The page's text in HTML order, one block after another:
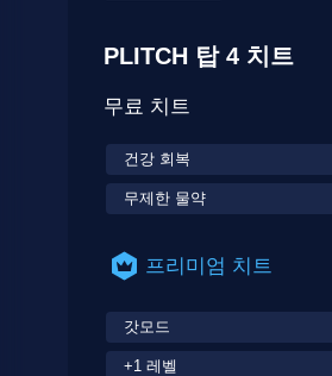
PLITCH 탑 4 치트
무료 치트
건강 회복
무제한 물약
프리미엄 치트
갓모드
+1 레벨